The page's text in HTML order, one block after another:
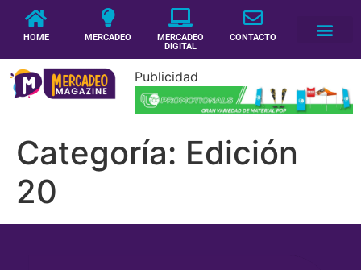
HOME MERCADEO
MERCADEO
DIGITAL
CONTACTO
Publicidad
Categoría: Edición
20